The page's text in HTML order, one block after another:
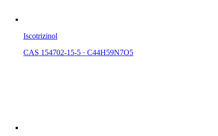
Iscotrizinol
CAS 154702-15-5 · C44H59N7O5